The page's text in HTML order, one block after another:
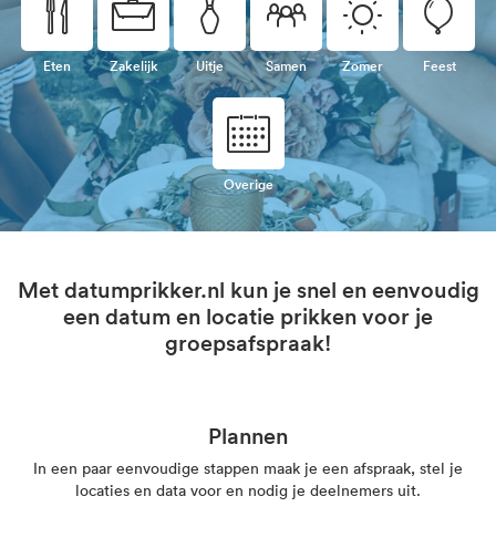
🍴
Eten
💼
Zakelijk
🎳
Uitje
👥
Samen
☀
Zomer
🎈
Feest
📅
Overige
Met datumprikker.nl kun je snel en eenvoudig
een datum en locatie prikken voor je
groepsafspraak!
Plannen
In een paar eenvoudige stappen maak je een afspraak, stel je
locaties en data voor en nodig je deelnemers uit.